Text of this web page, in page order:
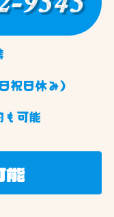
祝日休み）
も可能
能